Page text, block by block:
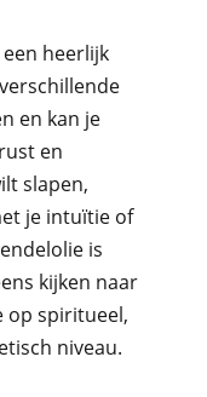
heerlijk
en kan je
en
slapen,
je intuïtie of
is
kijken naar
op spiritueel,
niveau.